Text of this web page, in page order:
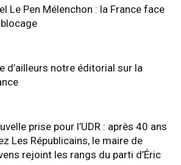
Le Pen Mélenchon : la France face
d’ailleurs notre éditorial sur la
prise pour l’UDR : après 40 ans
Les Républicains, le maire de
rejoint les rangs du parti d’Éric